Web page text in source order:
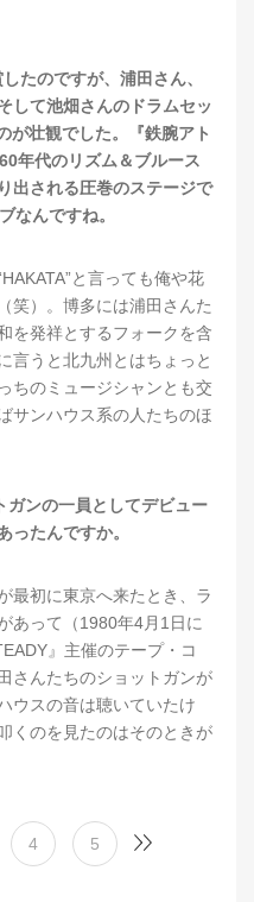
たのですが、浦田さん、
して池畑さんのドラムセッ
が壮観でした。『鉄腕アト
年代のリズム＆ブルース
出される圧巻のステージで
なんですね。
と言っても俺や花
笑）。博多には浦田さんた
を発祥とするフォークを含
言うと北九州とはちょっと
ちのミュージシャンとも交
サンハウス系の人たちのほ
ンの一員としてデビュー
ったんですか。
最初に東京へ来たとき、ラ
あって（1980年4月1日に
』主催のテープ・コ
さんたちのショットガンが
ウスの音は聴いていたけ
くのを見たのはそのときが
4 5